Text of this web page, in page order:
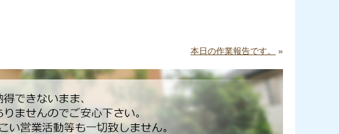
本日の作業報告です。 »